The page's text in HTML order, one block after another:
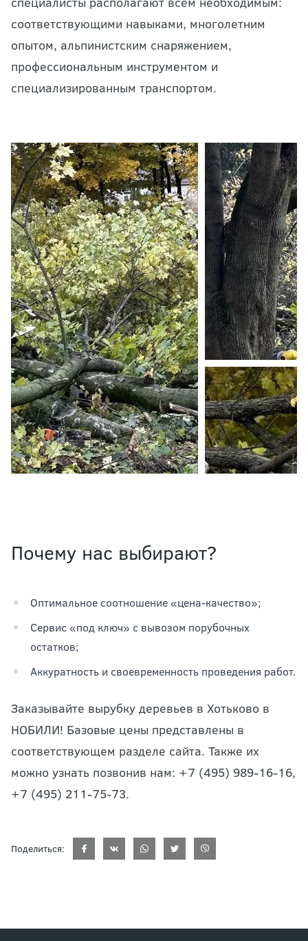
соответствующими навыками, многолетним
опытом, альпинистским снаряжением,
профессиональным инструментом и
специализированным транспортом.
Почему нас выбирают?
Оптимальное соотношение «цена-качество»;
Сервис «под ключ» с вывозом порубочных
остатков;
Аккуратность и своевременность проведения работ.
Заказывайте вырубку деревьев в Хотьково в
НОБИЛИ! Базовые цены представлены в
соответствующем разделе сайта. Также их
можно узнать позвонив нам: +7 (495) 989-16-16,
+7 (495) 211-75-73.
Поделиться: